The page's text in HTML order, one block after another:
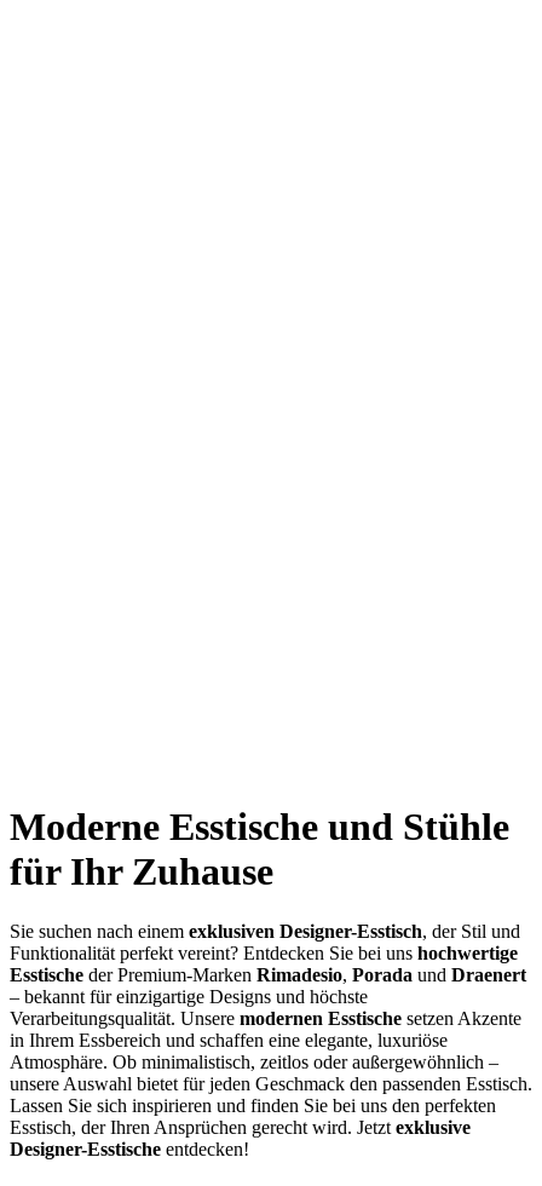
Moderne Esstische und Stühle
für Ihr Zuhause
Sie suchen nach einem exklusiven Designer-Esstisch, der Stil und
Funktionalität perfekt vereint? Entdecken Sie bei uns hochwertige
Esstische der Premium-Marken Rimadesio, Porada und Draenert
– bekannt für einzigartige Designs und höchste
Verarbeitungsqualität. Unsere modernen Esstische setzen Akzente
in Ihrem Essbereich und schaffen eine elegante, luxuriöse
Atmosphäre. Ob minimalistisch, zeitlos oder außergewöhnlich –
unsere Auswahl bietet für jeden Geschmack den passenden Esstisch.
Lassen Sie sich inspirieren und finden Sie bei uns den perfekten
Esstisch, der Ihren Ansprüchen gerecht wird. Jetzt exklusive
Designer-Esstische entdecken!